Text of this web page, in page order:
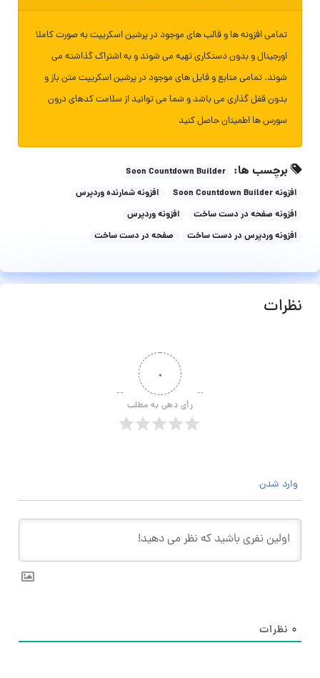
تمامی افزونه ها و قالب های موجود در پرشین اسکریپت به صورت کاملا
اورجینال و بدون دستکاری تهیه می شوند و به اشتراک گذاشته می
شوند. تمامی منابع و فایل های موجود در پرشین اسکریپت متن باز و
بدون قفل گذاری می باشد و شما می توانید از سلامت کدهای درون
سورس ها اطمینان حاصل کنید
برچسب ها:
Soon Countdown Builder
افزونه Soon Countdown Builder
افزونه شمارنده وردپرس
افزونه صفحه در دست ساخت
افزونه وردپرس
افزونه وردپرس در دست ساخت
صفحه در دست ساخت
نظرات
۰
رأی دهی به مطلب
وارد شدن
۰ نظرات